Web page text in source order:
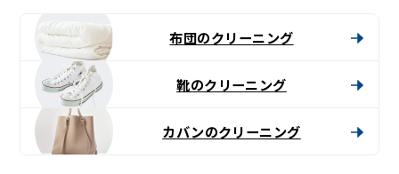
布団のクリーニング
靴のクリーニング
カバンのクリーニング